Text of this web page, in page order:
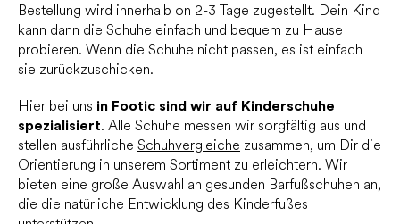
Bestellung wird innerhalb on 2-3 Tage zugestellt. Dein Kind
kann dann die Schuhe einfach und bequem zu Hause
probieren. Wenn die Schuhe nicht passen, es ist einfach
sie zurückzuschicken.
Hier bei uns in Footic sind wir auf Kinderschuhe
spezialisiert. Alle Schuhe messen wir sorgfältig aus und
stellen ausführliche Schuhvergleiche zusammen, um Dir die
Orientierung in unserem Sortiment zu erleichtern. Wir
bieten eine große Auswahl an gesunden Barfußschuhen an,
die die natürliche Entwicklung des Kinderfußes